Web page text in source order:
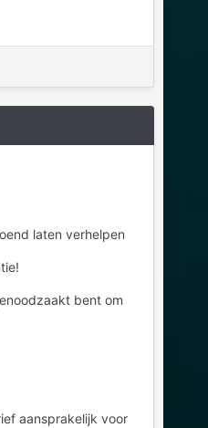
laten verhelpen
bent om
aansprakelijk voor